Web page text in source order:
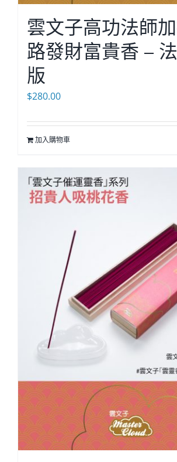
雲文子高功法師
路發財富貴香 –
版
$280.00
加入購物車